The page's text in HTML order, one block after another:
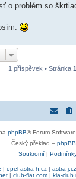
o problém so
1 příspěvek • Stránka 1
phpBB® Forum
Český překlad –
Soukromí|
| opel-astra-h.cz | astra-j.cz
| club-fiat.com| kia-